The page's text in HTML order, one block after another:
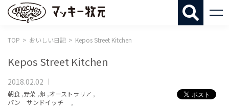
TOP おいしい日記 Kepos Street Kitchen
Kepos Street Kitchen
2018.02.02
朝食 ,野菜 ,卵 ,オーストラリア ,
パン サンドイッチ
,